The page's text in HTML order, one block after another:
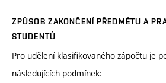
ZPŮSOB ZAKONČENÍ PŘEDMĚTU A
STUDENTŮ
Pro udělení klasifikovaného zápočtu je
následujících podmínek: